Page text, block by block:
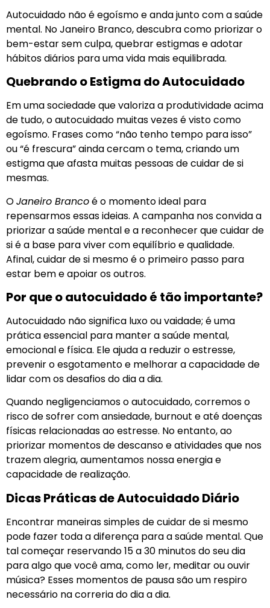
Autocuidado não é egoísmo e anda junto com a saúde
mental. No Janeiro Branco, descubra como priorizar o
bem-estar sem culpa, quebrar estigmas e adotar
hábitos diários para uma vida mais equilibrada.
Quebrando o Estigma do Autocuidado
Em uma sociedade que valoriza a produtividade acima
de tudo, o autocuidado muitas vezes é visto como
egoísmo. Frases como “não tenho tempo para isso”
ou “é frescura” ainda cercam o tema, criando um
estigma que afasta muitas pessoas de cuidar de si
mesmas.
OJaneiro Brancoé o momento ideal para
repensarmos essas ideias. A campanha nos convida a
priorizar a saúde mental e a reconhecer que cuidar de
si é a base para viver com equilíbrio e qualidade.
Afinal, cuidar de si mesmo é o primeiro passo para
estar bem e apoiar os outros.
Por que o autocuidado é tão importante?
Autocuidado não significa luxo ou vaidade; é uma
prática essencial para manter a saúde mental,
emocional e física. Ele ajuda a reduzir o estresse,
prevenir o esgotamento e melhorar a capacidade de
lidar com os desafios do dia a dia.
Quando negligenciamos o autocuidado, corremos o
risco de sofrer com ansiedade, burnout e até doenças
físicas relacionadas ao estresse. No entanto, ao
priorizar momentos de descanso e atividades que nos
trazem alegria, aumentamos nossa energia e
capacidade de realização.
Dicas Práticas de Autocuidado Diário
Encontrar maneiras simples de cuidar de si mesmo
pode fazer toda a diferença para a saúde mental. Que
tal começar reservando 15 a 30 minutos do seu dia
para algo que você ama, como ler, meditar ou ouvir
música? Esses momentos de pausa são um respiro
necessário na correria do dia a dia.